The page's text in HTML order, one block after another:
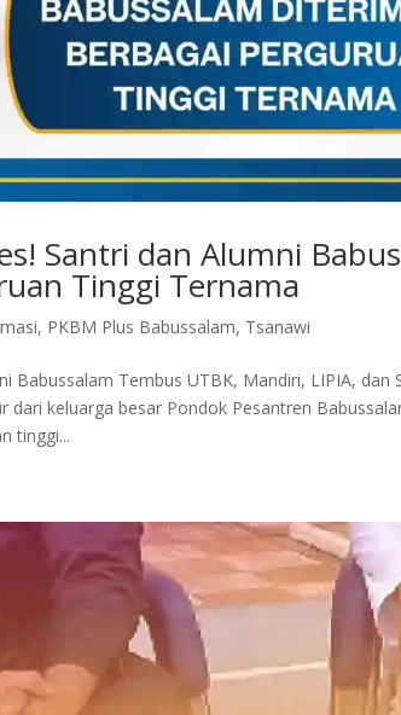
Santri dan Alumni
Tinggi Ternama
, PKBM Plus Babussalam, Tsanawi
Babussalam Tembus UTBK, Mandiri, LIPIA, dan
dari keluarga besar Pondok Pesantren
tinggi...